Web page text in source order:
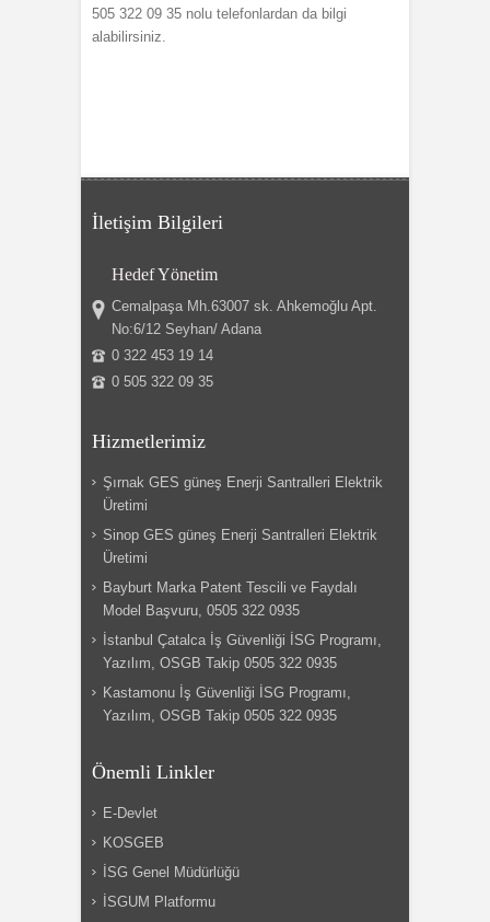
505 322 09 35 nolu telefonlardan da bilgi
alabilirsiniz.
İletişim Bilgileri
Hedef Yönetim
Cemalpaşa Mh.63007 sk. Ahkemoğlu Apt.
No:6/12 Seyhan/ Adana
0 322 453 19 14
0 505 322 09 35
Hizmetlerimiz
Şırnak GES güneş Enerji Santralleri Elektrik
Üretimi
Sinop GES güneş Enerji Santralleri Elektrik
Üretimi
Bayburt Marka Patent Tescili ve Faydalı
Model Başvuru, 0505 322 0935
İstanbul Çatalca İş Güvenliği İSG Programı,
Yazılım, OSGB Takip 0505 322 0935
Kastamonu İş Güvenliği İSG Programı,
Yazılım, OSGB Takip 0505 322 0935
Önemli Linkler
E-Devlet
KOSGEB
İSG Genel Müdürlüğü
İSGUM Platformu